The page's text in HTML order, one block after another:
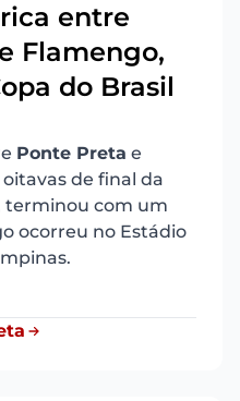
entre
Flamengo,
do Brasil
Ponte Preta e
oitavas de final da
terminou com um
ocorreu no Estádio